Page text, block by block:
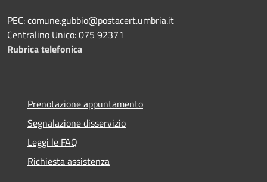
PEC: comune.gubbio@postacert.umbria.it
Centralino Unico: 075 92371
Rubrica telefonica
Prenotazione appuntamento
Segnalazione disservizio
Leggi le FAQ
Richiesta assistenza